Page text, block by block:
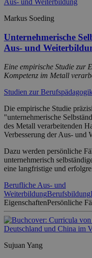
Markus Soeding
Unternehmerische
Aus- und
Eine empirische Studie zur
Kompetenz im Metall
Studien zur
Die empirische Studie
"unternehmerische
des Metall verarbeitenden
Verbesserung der Aus- und
Dazu werden persönliche
unternehmerisch
eine langfristige und
Berufliche Aus- und
WeiterbildungBerufsbildung
EigenschaftenPersönliche
Sujuan Yang